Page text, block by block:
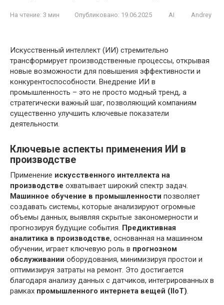
На чтение: 3 мин Опубликовано: 19.06.2025 AI Andrey
Искусственный интеллект (ИИ) стремительно
трансформирует производственные процессы, открывая
новые возможности для повышения эффективности и
конкурентоспособности. Внедрение ИИ в
промышленность – это не просто модный тренд, а
стратегически важный шаг, позволяющий компаниям
существенно улучшить ключевые показатели
деятельности.
Ключевые аспекты применения ИИ в
производстве
Применение искусственного интеллекта на
производстве охватывает широкий спектр задач.
Машинное обучение в промышленности позволяет
создавать системы, которые анализируют огромные
объемы данных, выявляя скрытые закономерности и
прогнозируя будущие события. Предиктивная
аналитика в производстве, основанная на машинном
обучении, играет ключевую роль в прогнозном
обслуживании оборудования, минимизируя простои и
оптимизируя затраты на ремонт. Это достигается
благодаря анализу данных с датчиков, интегрированных в
рамках промышленного интернета вещей (IIoT).